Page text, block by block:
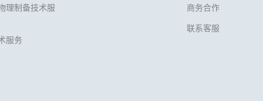
理制备技术服
服务
商务合作
联系客服